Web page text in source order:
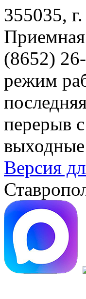
355035,
(8652)
режим
перерыв
выходные
Версия